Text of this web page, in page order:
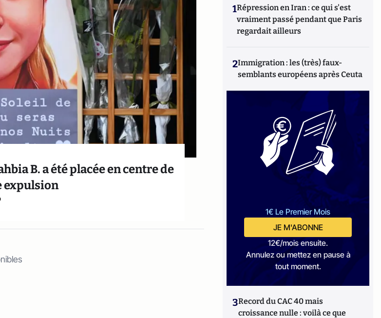
B. a été placée en centre de
expulsion
1Répression en Iran : ce qui s'est
vraiment passé pendant que Paris
regardait ailleurs
2Immigration : les (très) faux-
semblants européens après Ceuta
1€ Le Premier Mois
JE M'ABONNE
12€/mois ensuite.
Annulez ou mettez en pause à
tout moment.
3Record du CAC 40 mais
croissance nulle : voilà ce que